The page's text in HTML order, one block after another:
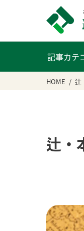
記事カテ
HOME 辻
辻・